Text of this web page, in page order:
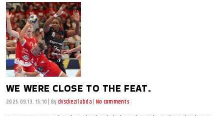
WE WERE CLOSE TO THE FEAT.
2025.09.13. 15:10 Bydvsckezilabda No comments